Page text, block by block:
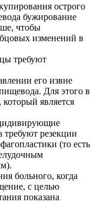
острого
бужирование
чтобы
изменений в
требуют
его извне
Для этого в
который является
требуют резекции
(то есть
больного, когда
с целью
показана